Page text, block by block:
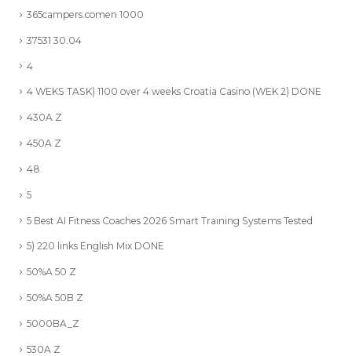
365campers.comen 1000
37531 30.04
4
4 WEKS TASK) 1100 over 4 weeks Croatia Casino (WEK 2) DONE
430A Z
450A Z
48
5
5 Best AI Fitness Coaches 2026 Smart Training Systems Tested
5) 220 links English Mix DONE
50%A 50 Z
50%A 50B Z
5000BA_Z
530A Z